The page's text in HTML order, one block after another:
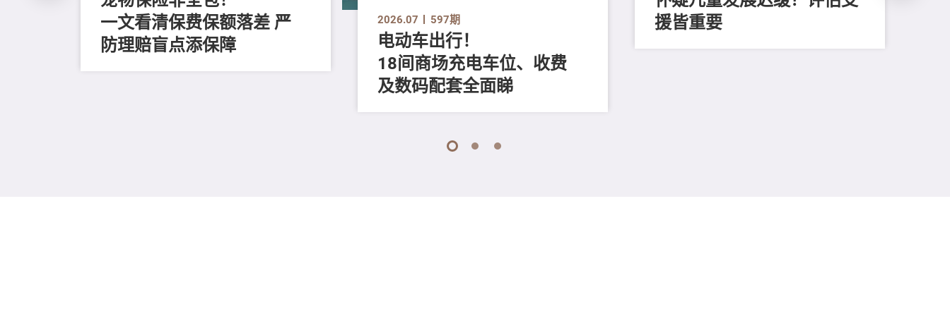
一文看清保费保额落差 严
防理赔盲点添保障
2026.07 597期
电动车出行！
18间商场充电车位、收费
及数码配套全面睇
援皆重要
1 2 3